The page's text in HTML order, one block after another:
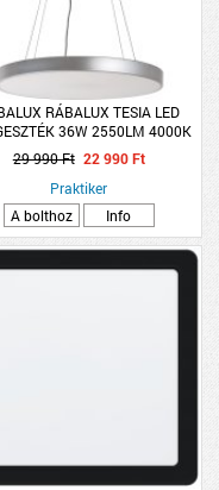
RÁBALUX TESIA LED
36W 2550LM 4000K
IP20 40X120CM EZÜST
29 990 Ft 22 990 Ft
Praktiker
A bolthoz
Info